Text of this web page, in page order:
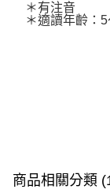
＊有注音
＊適讀年齡：5
商品相關分類